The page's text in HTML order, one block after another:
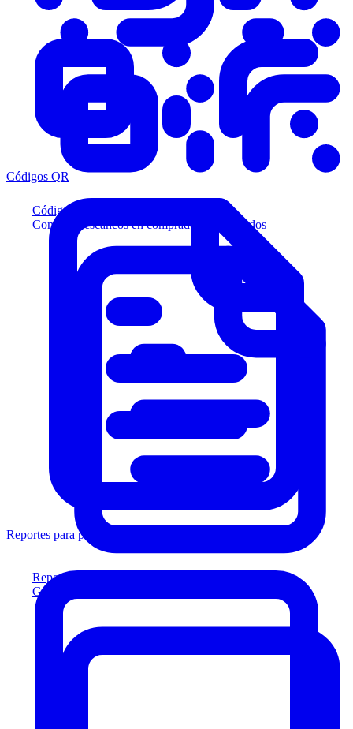
Códigos QR
Convierta escaneos en compradores calificados
Reportes para prestamistas
Genere reportes listos para el prestamista
Códigos QR
Reportes para prestamistas